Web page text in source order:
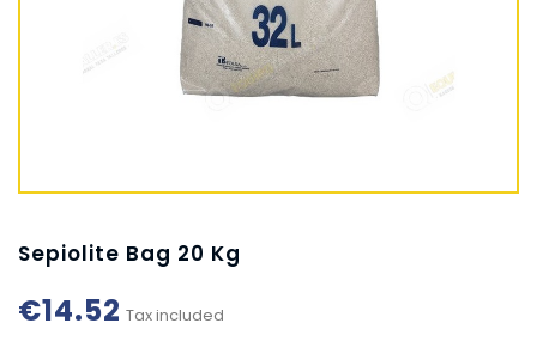
Sepiolite Bag 20 Kg
€14.52 Tax included